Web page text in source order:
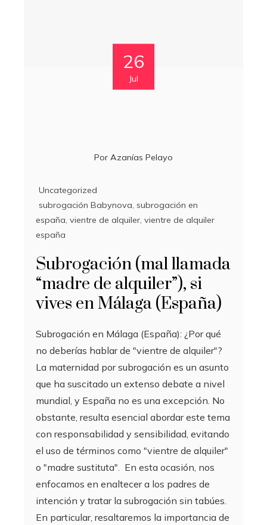
26
Jul
Por Azanías Pelayo
Uncategorized
subrogación Babynova, subrogación en
españa, vientre de alquiler, vientre de alquiler
españa
Subrogación (mal llamada
“madre de alquiler”), si
vives en Málaga (España)
Subrogación en Málaga (España): ¿Por qué
no deberías hablar de "vientre de alquiler"?
La maternidad por subrogación es un asunto
que ha suscitado un extenso debate a nivel
mundial, y España no es una excepción. No
obstante, resulta esencial abordar este tema
con responsabilidad y sensibilidad, evitando
el uso de términos como "vientre de alquiler"
o "madre sustituta". En esta ocasión, nos
enfocamos en enaltecer a los padres de
intención y tratar la subrogación sin tabúes.
En particular, resaltaremos la importancia de